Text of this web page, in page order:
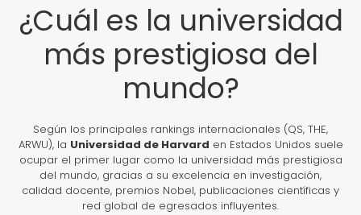
¿Cuál es la universidad
más prestigiosa del
mundo?
Según los principales rankings internacionales (QS, THE,
ARWU), la Universidad de Harvard en Estados Unidos suele
ocupar el primer lugar como la universidad más prestigiosa
del mundo, gracias a su excelencia en investigación,
calidad docente, premios Nobel, publicaciones científicas y
red global de egresados influyentes.